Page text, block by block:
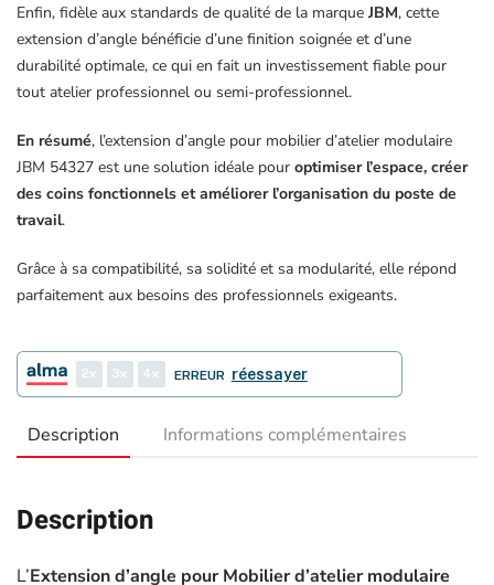
Enfin, fidèle aux standards de qualité de la marque JBM, cette
extension d’angle bénéficie d’une finition soignée et d’une
durabilité optimale, ce qui en fait un investissement fiable pour
tout atelier professionnel ou semi-professionnel.
En résumé, l’extension d’angle pour mobilier d’atelier modulaire
JBM 54327 est une solution idéale pour optimiser l’espace, créer
des coins fonctionnels et améliorer l’organisation du poste de
travail.
Grâce à sa compatibilité, sa solidité et sa modularité, elle répond
parfaitement aux besoins des professionnels exigeants.
2 3 4 ERREUR réessayer
Description Informations complémentaires
Description
L’Extension d’angle pour Mobilier d’atelier modulaire